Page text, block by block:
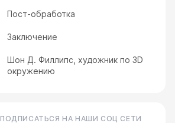
Пост-обработка
Заключение
Шон Д. Филлипс, художник по 3D
окружению
ПОДПИСАТЬСЯ НА НАШИ СОЦ СЕТИ